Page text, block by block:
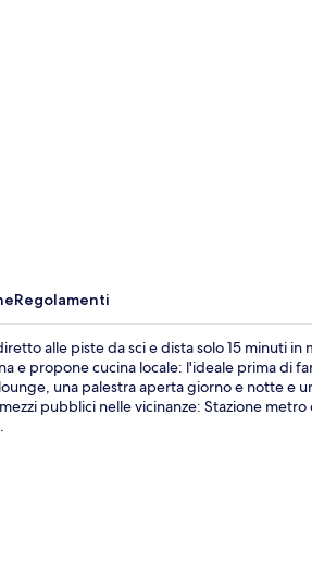
Regolamenti
alle piste da sci e dista solo 15 minuti
e propone cucina locale: l'ideale prima di
una palestra aperta giorno e notte e
pubblici nelle vicinanze: Stazione metro